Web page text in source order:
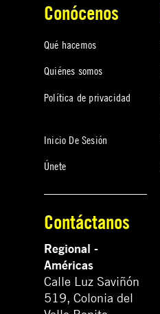
Conócenos
Qué hacemos
Quiénes somos
Política de privacidad
Inicio De Sesión
Únete
Contáctanos
Regional -
Américas
Calle Luz Saviñón
519, Colonia del